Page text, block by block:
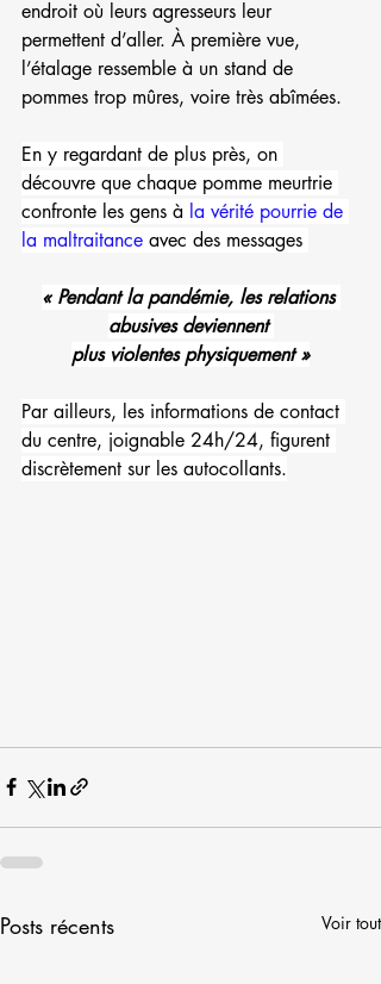
endroit où leurs agresseurs leur
permettent d’aller. À première vue,
l’étalage ressemble à un stand de
pommes trop mûres, voire très abîmées.
En y regardant de plus près, on
découvre que chaque pomme meurtrie
confronte les gens à la vérité pourrie de
la maltraitance avec des messages
« Pendant la pandémie, les relations
abusives deviennent
plus violentes physiquement »
Par ailleurs, les informations de contact
du centre, joignable 24h/24, figurent
discrètement sur les autocollants.
Posts récents Voir tout